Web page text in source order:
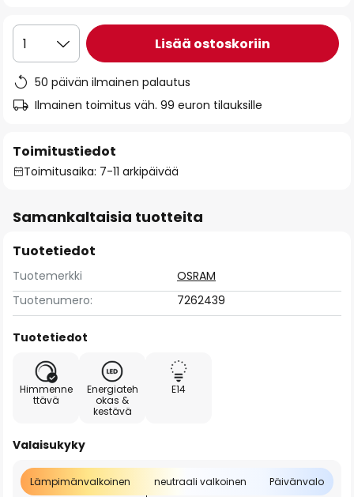
gallery
1 Lisää ostoskoriin
50 päivän ilmainen palautus
Ilmainen toimitus väh. 99 euron tilauksille
Toimitustiedot
Toimitusaika: 7-11 arkipäivää
Samankaltaisia tuotteita
Tuotetiedot
Tuotemerkki
OSRAM
Tuotenumero:
7262439
Tuotetiedot
Himmenne
ttävä
Energiateh
okas &
kestävä
E14
Valaisukyky
Lämpimänvalkoinen neutraali valkoinen Päivänvalo